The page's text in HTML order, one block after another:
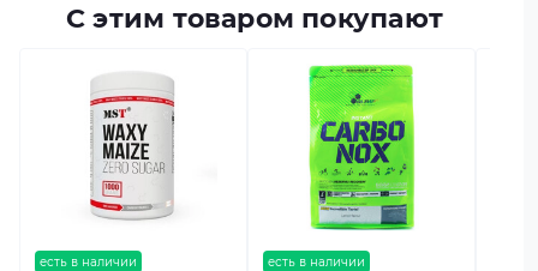
С этим товаром покупают
есть в наличии есть в наличии